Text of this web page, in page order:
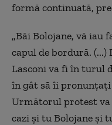
formă continuată,
„Băi Bolojane, vă iau
capul de bordură. (...)
Lasconi va fi în turul
în gât să îi pronunţaţi
Următorul protest va
cazi şi tu Bolojane şi